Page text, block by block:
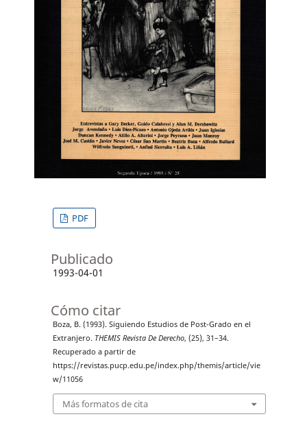
PDF
Publicado
1993-04-01
Cómo citar
Boza, B. (1993). Siguiendo Estudios de Post-Grado en el
Extranjero. THEMIS Revista De Derecho, (25), 31–34.
Recuperado a partir de
https://revistas.pucp.edu.pe/index.php/themis/article/vie
w/11056
Más formatos de cita